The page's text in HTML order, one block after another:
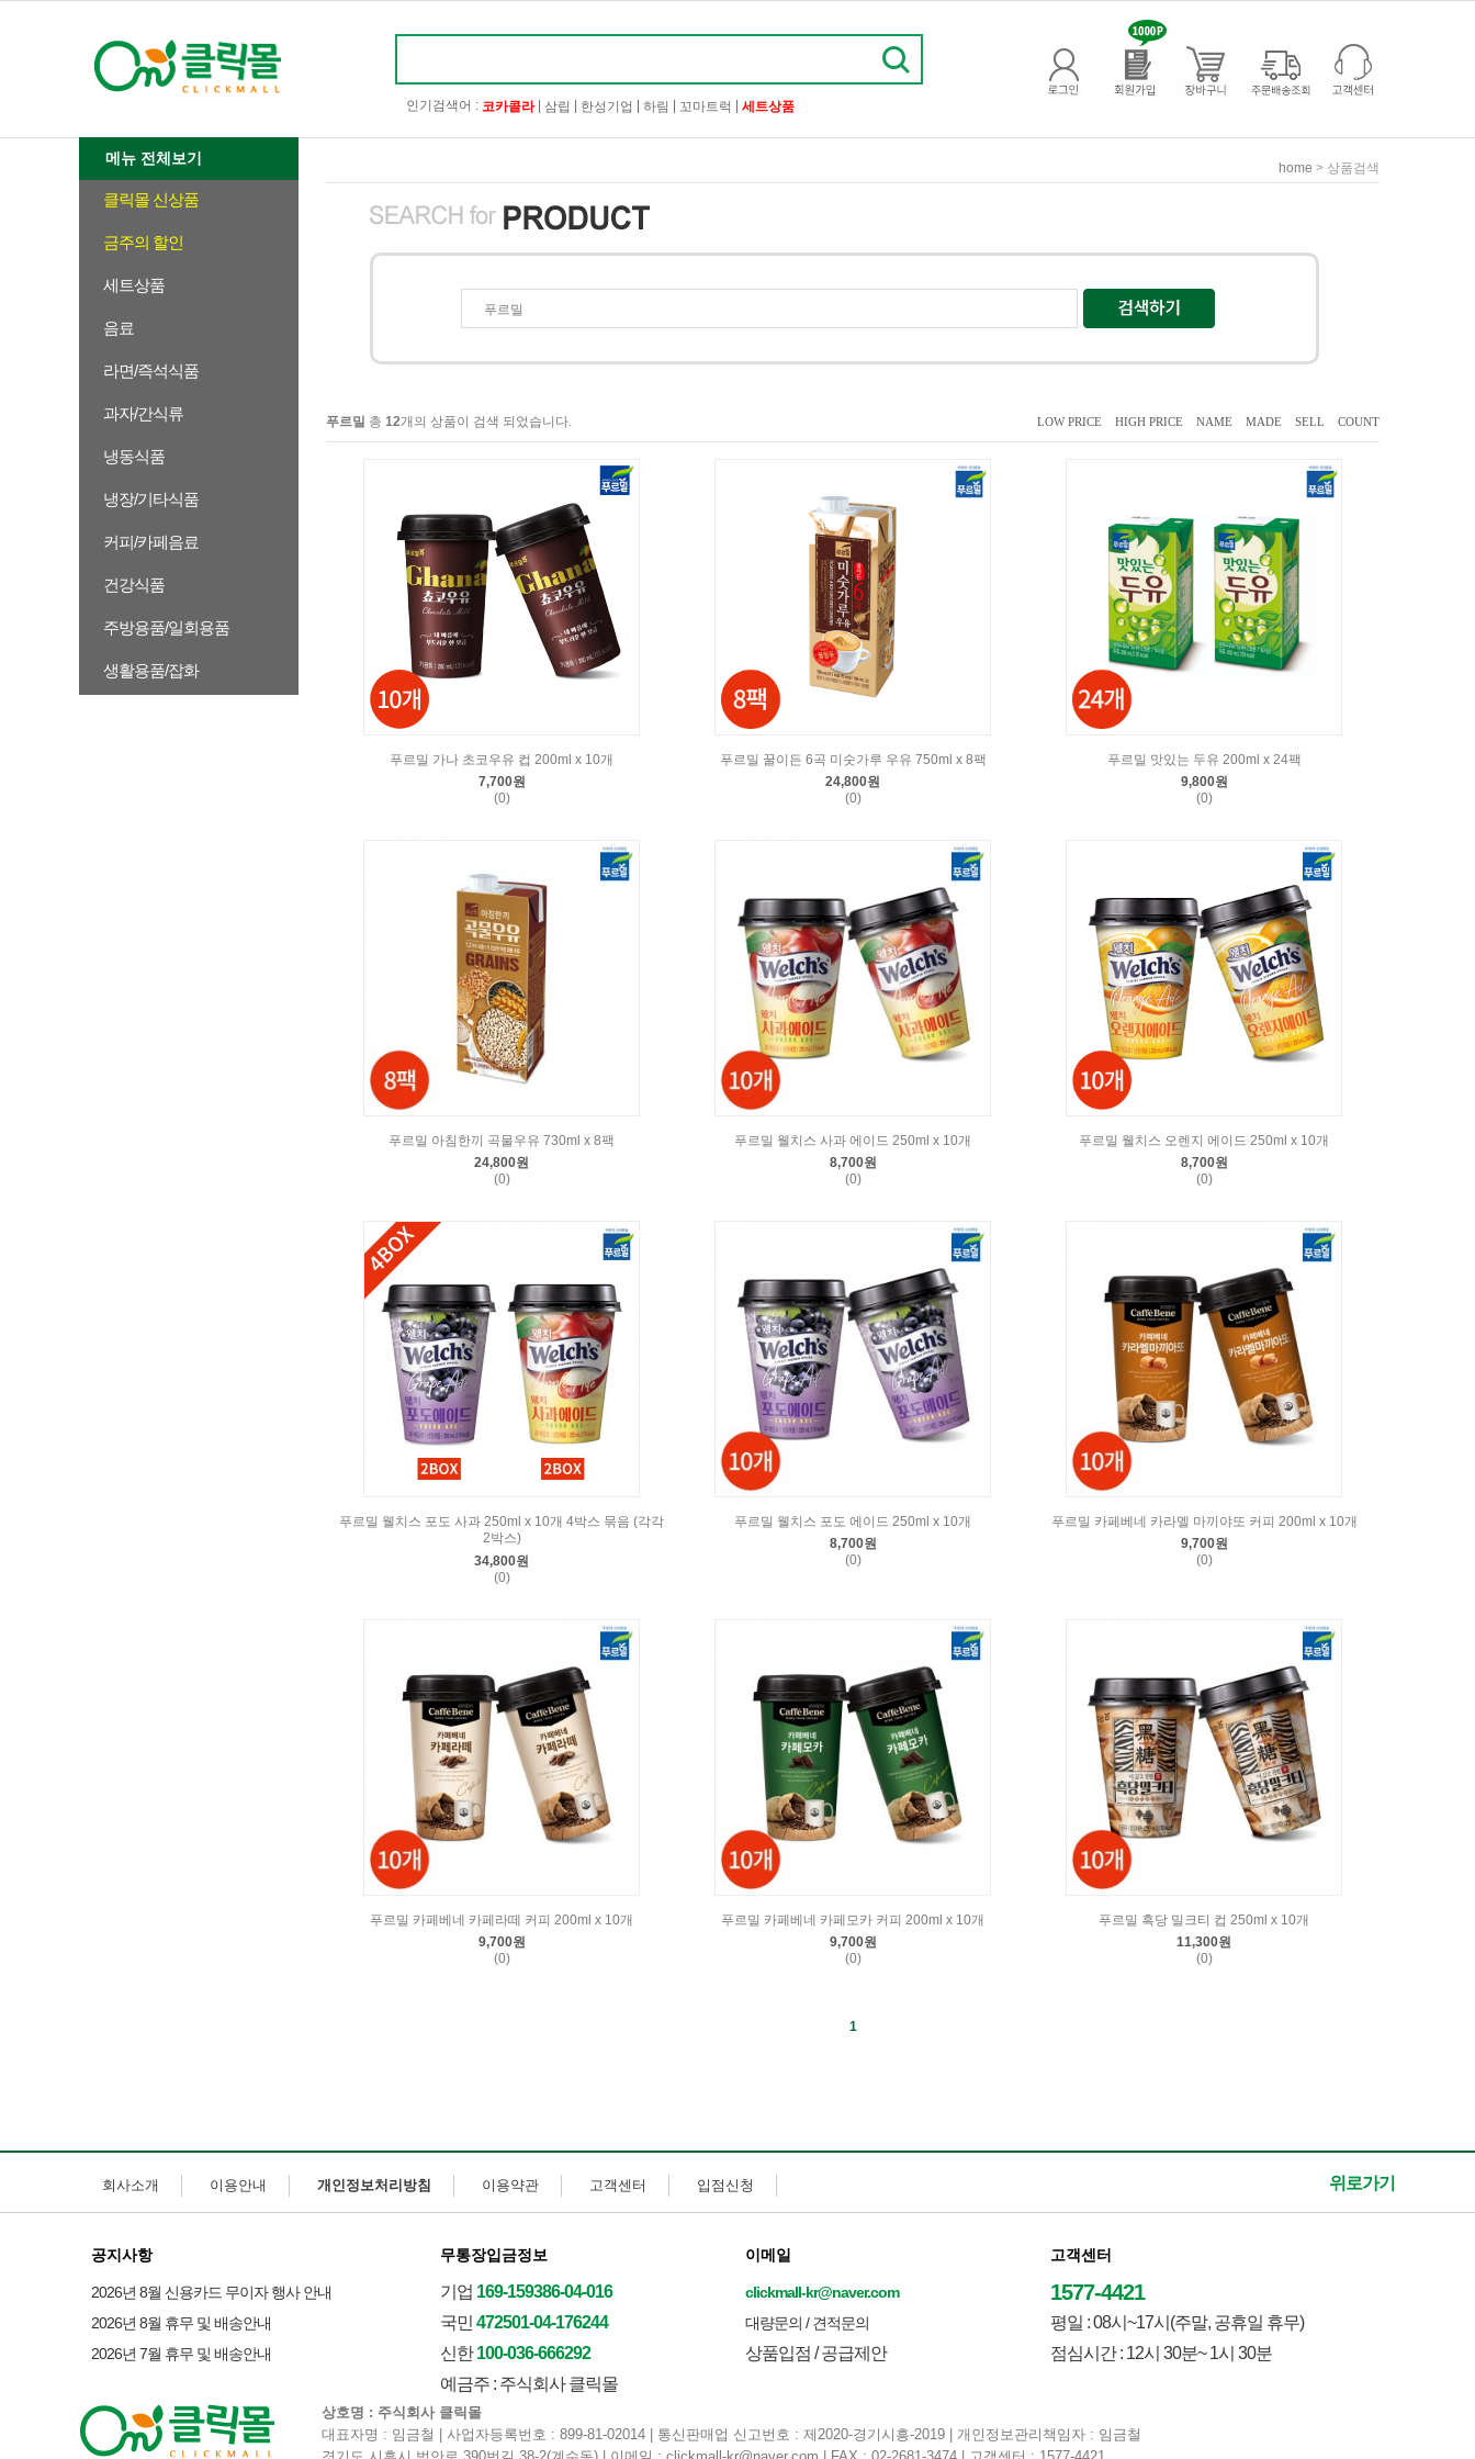
인기검색어 : 코카콜라| 삼립 한성기업 하림 꼬마트럭 세트상품
메뉴 전체보기
클릭몰 신상품
금주의 할인
세트상품
음료
라면/즉석식품
과자/간식류
냉동식품
냉장/기타식품
커피/카페음료
건강식품
주방용품/일회용품
생활용품/잡화
home > 상품검색
푸르밀 총 12개의 상품이 검색 되었습니다. LOW PRICE HIGH PRICE NAME MADE SELL COUNT
푸르밀 가나 초코우유 컵 200ml x 10개
7,700원
(0)
푸르밀 꿀이든 6곡 미숫가루 우유 750ml x 8팩
24,800원
(0)
푸르밀 맛있는 두유 200ml x 24팩
9,800원
(0)
푸르밀 아침한끼 곡물우유 730ml x 8팩
24,800원
(0)
푸르밀 웰치스 사과 에이드 250ml x 10개
8,700원
(0)
푸르밀 웰치스 오렌지 에이드 250ml x 10개
8,700원
(0)
푸르밀 웰치스 포도 사과 250ml x 10개 4박스 묶음 (각각
2박스)
34,800원
(0)
푸르밀 웰치스 포도 에이드 250ml x 10개
8,700원
(0)
푸르밀 카페베네 카라멜 마끼야또 커피 200ml x 10개
9,700원
(0)
푸르밀 카페베네 카페라떼 커피 200ml x 10개
9,700원
(0)
푸르밀 카페베네 카페모카 커피 200ml x 10개
9,700원
(0)
푸르밀 흑당 밀크티 컵 250ml x 10개
11,300원
(0)
1
회사소개 이용안내 개인정보처리방침 이용약관 고객센터 입점신청 위로가기
공지사항
2026년 8월 신용카드 무이자 행사 안내
2026년 8월 휴무 및 배송안내
2026년 7월 휴무 및 배송안내
무통장입금정보
기업 169-159386-04-016
국민 472501-04-176244
신한100-036-666292
예금주 : 주식회사 클릭몰
이메일
clickmall-kr@naver.com
대량문의 / 견적문의
상품입점 / 공급제안
고객센터
1577-4421
평일 : 08시~17시(주말, 공휴일 휴무)
점심시간 : 12시 30분~ 1시 30분
상호명 : 주식회사 클릭몰
대표자명 : 임금철 | 사업자등록번호 : 899-81-02014 | 통신판매업 신고번호 : 제2020-경기시흥-2019 | 개인정보관리책임자 : 임금철